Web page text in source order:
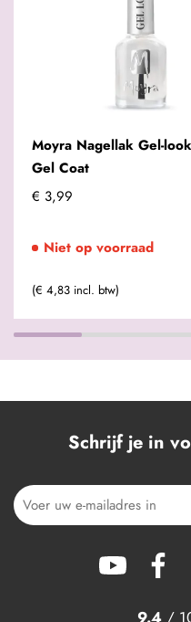
Moyra Nagellak Gel-
Gel Coat
€ 3,99
Niet op voorraad
(€ 4,83 incl. btw)
Schrijf je in
9.4 /